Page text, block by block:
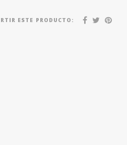
ESTE PRODUCTO: